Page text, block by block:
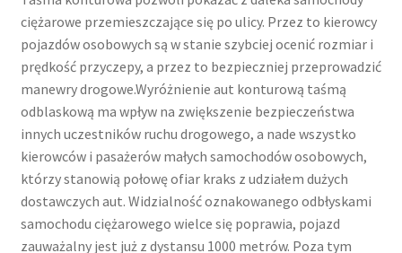
ciężarowe przemieszczające się po ulicy. Przez to kierowcy
pojazdów osobowych są w stanie szybciej ocenić rozmiar i
prędkość przyczepy, a przez to bezpieczniej przeprowadzić
manewry drogowe.Wyróżnienie aut konturową taśmą
odblaskową ma wpływ na zwiększenie bezpieczeństwa
innych uczestników ruchu drogowego, a nade wszystko
kierowców i pasażerów małych samochodów osobowych,
którzy stanowią połowę ofiar kraks z udziałem dużych
dostawczych aut. Widzialność oznakowanego odbłyskami
samochodu ciężarowego wielce się poprawia, pojazd
zauważalny jest już z dystansu 1000 metrów. Poza tym